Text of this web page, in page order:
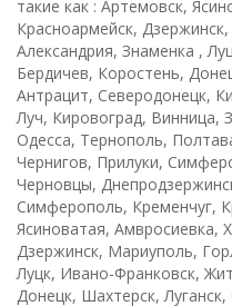
такие как : Артемовск,
Красноармейск,
Александрия, Знаменка ,
Бердичев, Коростень,
Антрацит, Северодонецк,
Луч, Кировоград, Винница,
Одесса, Тернополь,
Чернигов, Прилуки,
Черновцы,
Симферополь, Кременчуг,
Ясиноватая, Амвросиевка,
Дзержинск, Мариуполь,
Луцк, Ивано-Франковск,
Донецк, Шахтерск,